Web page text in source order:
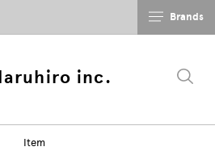
inc.
Brands
Item